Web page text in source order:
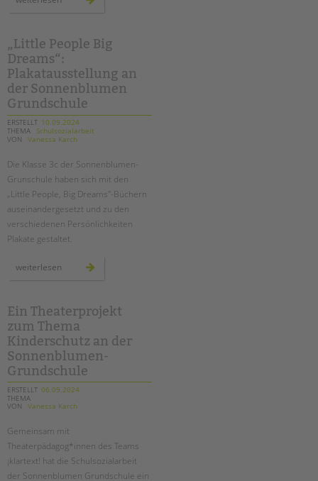
„Little People Big
Dreams“:
Plakatausstellung an
der Sonnenblumen
Grundschule
ERSTELLT 10.09.2024
THEMA Schulsozialarbeit
VON
Vanessa Karch
Die Klasse 3c der Sonnenblumen-
Grunschule haben sich mit den
„Little People, Big Dreams"-Büchern
auseinandergesetzt und zu den
verschiedenen Persönlichkeiten
Plakate gestaltet.
weiterlesen
an
der
sonnenblumen
grundschule
Ein Theaterprojekt
zum Thema
Kinderschutz an der
Sonnenblumen-
Grundschule
ERSTELLT 06.09.2024
THEMA
VON
Vanessa Karch
Gemeinsam mit
Theaterpädagog*innen des Teams
¡klartext! hat die Schulsozialarbeit
der Sonnenblumen Grundschule ein